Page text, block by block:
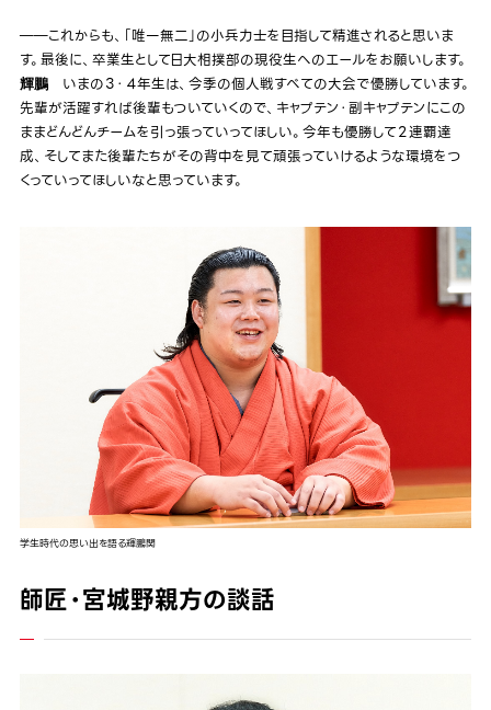
――これからも、「唯一無二」の小兵力士を目指して精進されると思いま
す。最後に、卒業生として日大相撲部の現役生へのエールをお願いします。
輝鵬いまの３・４年生は、今季の個人戦すべての大会で優勝しています。
先輩が活躍すれば後輩もついていくので、キャプテン・副キャプテンにこの
ままどんどんチームを引っ張っていってほしい。今年も優勝して２連覇達
成、そしてまた後輩たちがその背中を見て頑張っていけるような環境をつ
くっていってほしいなと思っています。
学生時代の思い出を語る輝鵬関
師匠・宮城野親方の談話